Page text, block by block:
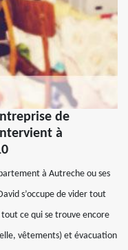
de
à
à Autreche ou ses
s’occupe de vider tout
ce qui se trouve encore
vêtements) et évacuation